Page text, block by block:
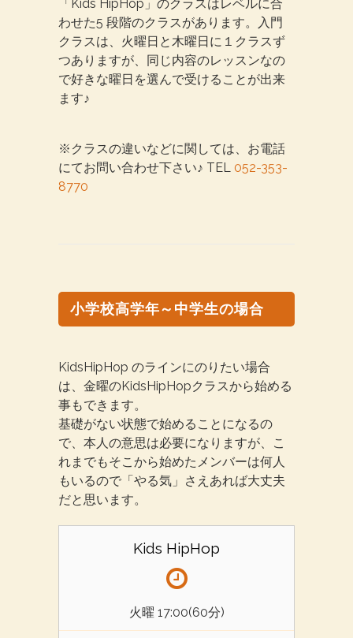
「Kids HipHop」のクラスはレベルに合
わせた5 段階のクラスがあります。入門
クラスは、火曜日と木曜日に１クラスず
つありますが、同じ内容のレッスンなの
で好きな曜日を選んで受けることが出来
ます♪
※クラスの違いなどに関しては、お電話
にてお問い合わせ下さい♪ TEL 052-353-
8770
小学校高学年～中学生の場合
KidsHipHop のラインにのりたい場合
は、金曜のKidsHipHopクラスから始める
事もできます。
基礎がない状態で始めることになるの
で、本人の意思は必要になりますが、こ
れまでもそこから始めたメンバーは何人
もいるので「やる気」さえあれば大丈夫
だと思います。
Kids HipHop
火曜 17:00(60分)